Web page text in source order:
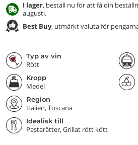
I lager, beställ nu för att få din
augusti.
Best Buy, utmärkt valuta för
Typ av vin
Rött
Kropp
Medel
Region
Italien, Toscana
Idealisk till
Pastarätter, Grillat rött kött